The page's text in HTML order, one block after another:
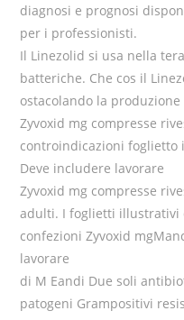
diagnosi e prognosi
per i professionisti.
Il Linezolid si usa nella
batteriche. Che cos il
ostacolando la
Zyvoxid mg compresse
controindicazioni foglietto
Deve includere lavorare
Zyvoxid mg compresse
adulti. I foglietti illustrativi
confezioni Zyvoxid
lavorare
di M Eandi Due soli
patogeni Grampositivi